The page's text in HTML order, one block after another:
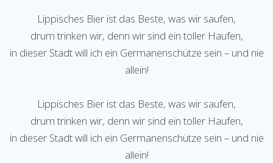
Lippisches Bier ist das Beste, was wir saufen,
drum trinken wir, denn wir sind ein toller Haufen,
in dieser Stadt will ich ein Germanenschütze sein – und nie
allein!
Lippisches Bier ist das Beste, was wir saufen,
drum trinken wir, denn wir sind ein toller Haufen,
in dieser Stadt will ich ein Germanenschütze sein – und nie
allein!